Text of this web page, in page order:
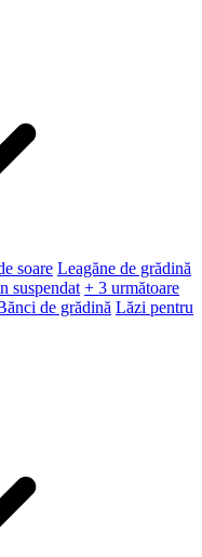
soare Leagăne de grădină
suspendat + 3 următoare
de grădină Lăzi pentru